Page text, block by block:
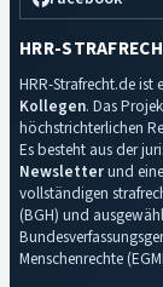
HRR-
HRR-Strafrecht.de ist
Kollegen. Das
höchstrichterlichen
Es besteht aus der
Newsletterund
vollständigen
(BGH) und
Menschenrechte